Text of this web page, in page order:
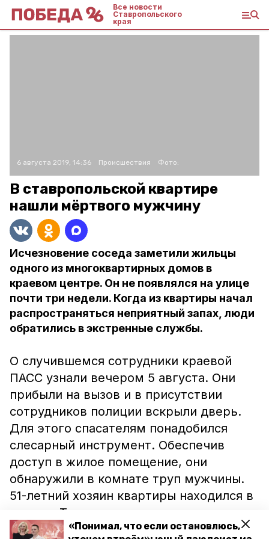
«Понимал, что если остановлюсь,
Все новости
Ставропольского
края
6 августа 2019, 14:36 Происшествия Фото:
В ставропольской квартире
нашли мёртвого мужчину
Исчезновение соседа заметили жильцы
одного из многоквартирных домов в
краевом центре. Он не появлялся на улице
почти три недели. Когда из квартиры начал
распространяться неприятный запах, люди
обратились в экстренные службы.
О случившемся сотрудники краевой
ПАСС узнали вечером 5 августа. Они
прибыли на вызов и в присутствии
сотрудников полиции вскрыли дверь.
Для этого спасателям понадобился
слесарный инструмент. Обеспечив
доступ в жилое помещение, они
обнаружили в комнате труп мужчины.
51-летний хозяин квартиры находился в
кресле. Тело передали
правоохранителям. Им предстоит